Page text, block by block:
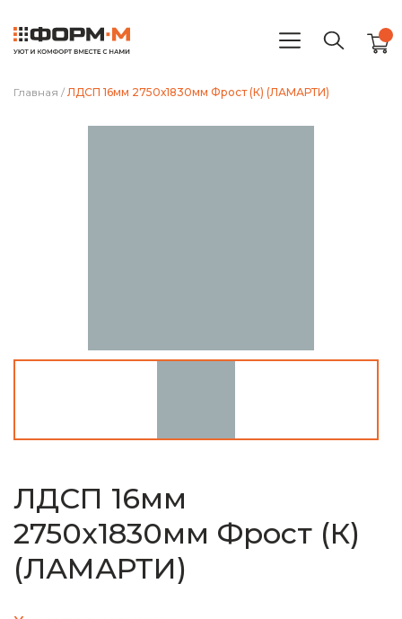
Главная / ЛДСП 16мм 2750х1830мм Фрост (К) (ЛАМАРТИ)
ЛДСП 16мм
2750х1830мм Фрост (К)
(ЛАМАРТИ)